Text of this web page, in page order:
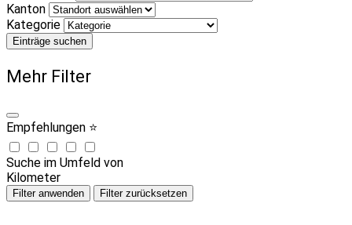
Kanton
Kategorie
Einträge suchen
Mehr Filter
Empfehlungen ⭐
Suche im Umfeld von
Kilometer
Filter anwenden Filter zurücksetzen